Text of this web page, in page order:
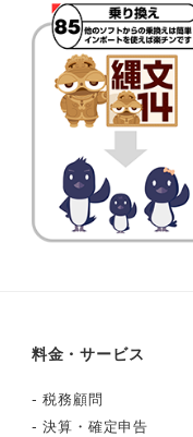
料金・サービス
-税務顧問
-決算・確定申告